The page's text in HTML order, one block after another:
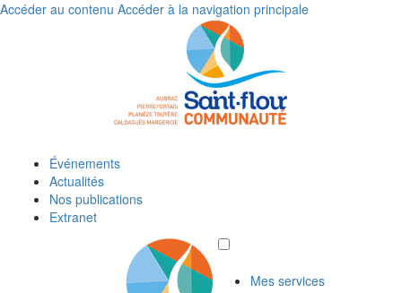
Accéder au contenu Accéder à la navigation principale
Événements
Actualités
Nos publications
Extranet
Mes services